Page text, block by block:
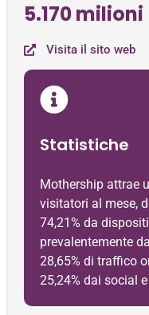
5.170 milioni
Visita il sito web
Statistiche
Mothership attrae
visitatori al mese,
74,21% da
prevalentemente
28,65% di traffico
25,24% dai social